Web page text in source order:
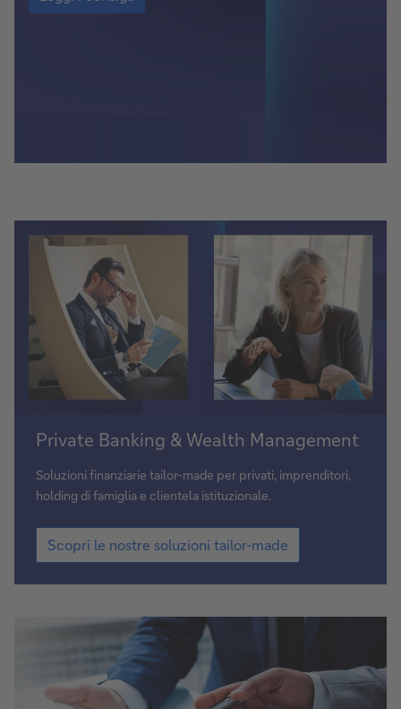
consigli
Scopri
le
nostre
soluzioni
made
Private Banking & Wealth Management
Soluzioni finanziarie tailor-made per privati, imprenditori,
holding di famiglia e clientela istituzionale.
Scopri
le
nostre
soluzioni
Scopri le nostre soluzioni tailor-made